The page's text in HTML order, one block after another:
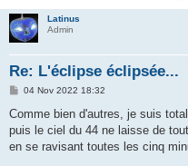
Latinus
Admin
Re: L'éclipse éclipsée...
P
s
04 Nov 2022 18:32
Comme bien d'autres, je suis
puis le ciel du 44 ne laisse de
en se ravisant toutes les cinq